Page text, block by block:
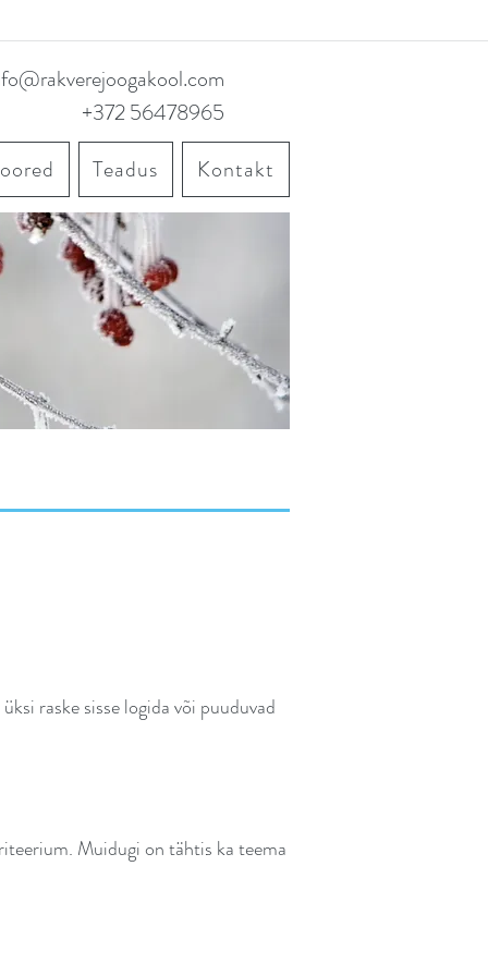
+372 56478965
Teadus Kontakt
raske sisse logida või puuduvad
Muidugi on tähtis ka teema